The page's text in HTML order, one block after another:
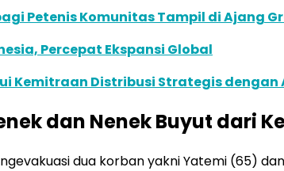
Petenis Komunitas Tampil di Ajang
Percepat Ekspansi Global
Kemitraan Distribusi Strategis
dan Nenek Buyut dari
dua korban yakni Yatemi (65)